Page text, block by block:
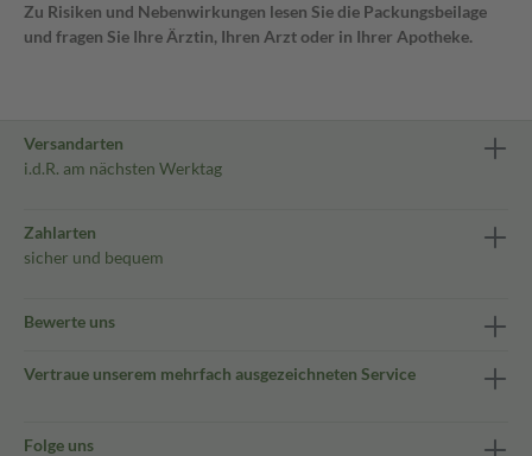
Zu Risiken und Nebenwirkungen lesen Sie die Packungsbeilage
und fragen Sie Ihre Ärztin, Ihren Arzt oder in Ihrer Apotheke.
Versandarten
i.d.R. am nächsten Werktag
Zahlarten
sicher und bequem
Bewerte uns
Vertraue unserem mehrfach ausgezeichneten Service
Folge uns